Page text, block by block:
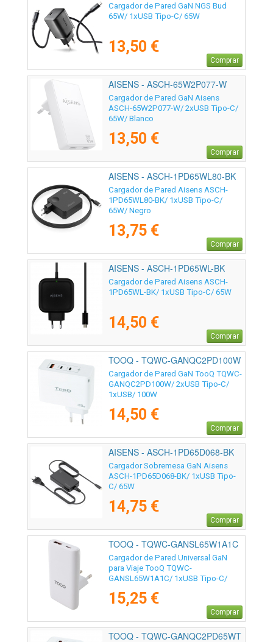
Cargador de Pared GaN NGS Bud
65W/ 1xUSB Tipo-C/ 65W
13,50 €
Comprar
AISENS - ASCH-65W2P077-W
Cargador de Pared GaN Aisens
ASCH-65W2P077-W/ 2xUSB Tipo-C/
65W/ Blanco
13,50 €
Comprar
AISENS - ASCH-1PD65WL80-BK
Cargador de Pared Aisens ASCH-
1PD65WL80-BK/ 1xUSB Tipo-C/
65W/ Negro
13,75 €
Comprar
AISENS - ASCH-1PD65WL-BK
Cargador de Pared Aisens ASCH-
1PD65WL-BK/ 1xUSB Tipo-C/ 65W
14,50 €
Comprar
TOOQ - TQWC-GANQC2PD100W
Cargador de Pared GaN TooQ TQWC-
GANQC2PD100W/ 2xUSB Tipo-C/
1xUSB/ 100W
14,50 €
Comprar
AISENS - ASCH-1PD65D068-BK
Cargador Sobremesa GaN Aisens
ASCH-1PD65D068-BK/ 1xUSB Tipo-
C/ 65W
14,75 €
Comprar
TOOQ - TQWC-GANSL65W1A1C
Cargador de Pared Universal GaN
para Viaje TooQ TQWC-
GANSL65W1A1C/ 1xUSB Tipo-C/
15,25 €
Comprar
TOOQ - TQWC-GANQC2PD65WT